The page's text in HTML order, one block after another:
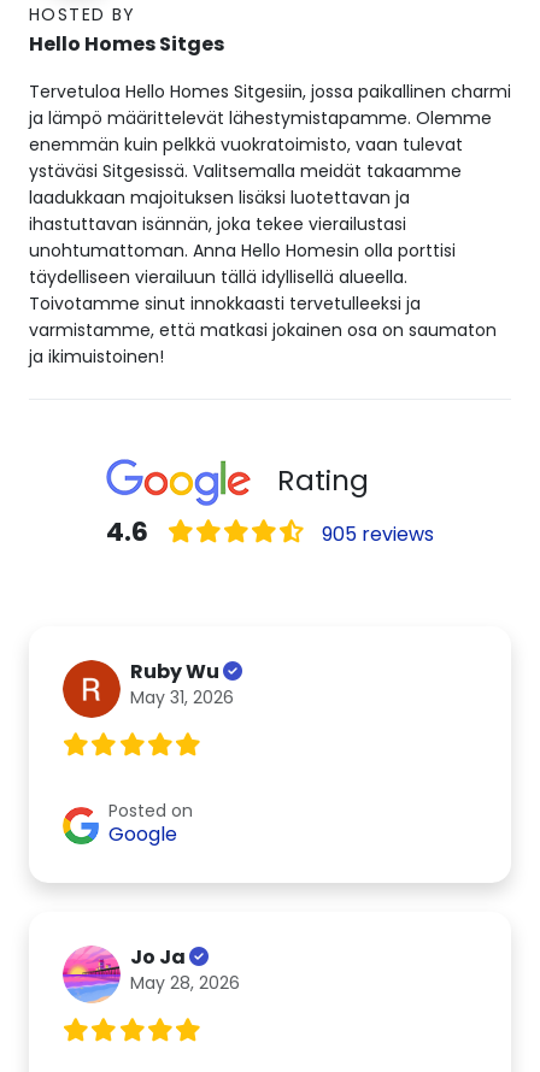
HOSTED BY
Hello Homes Sitges
Tervetuloa Hello Homes Sitgesiin, jossa paikallinen charmi
ja lämpö määrittelevät lähestymistapamme. Olemme
enemmän kuin pelkkä vuokratoimisto, vaan tulevat
ystäväsi Sitgesissä. Valitsemalla meidät takaamme
laadukkaan majoituksen lisäksi luotettavan ja
ihastuttavan isännän, joka tekee vierailustasi
unohtumattoman. Anna Hello Homesin olla porttisi
täydelliseen vierailuun tällä idyllisellä alueella.
Toivotamme sinut innokkaasti tervetulleeksi ja
varmistamme, että matkasi jokainen osa on saumaton
ja ikimuistoinen!
Rating
4.6 905 reviews
Ruby Wu
May 31, 2026
Posted on
Google
Jo Ja
May 28, 2026